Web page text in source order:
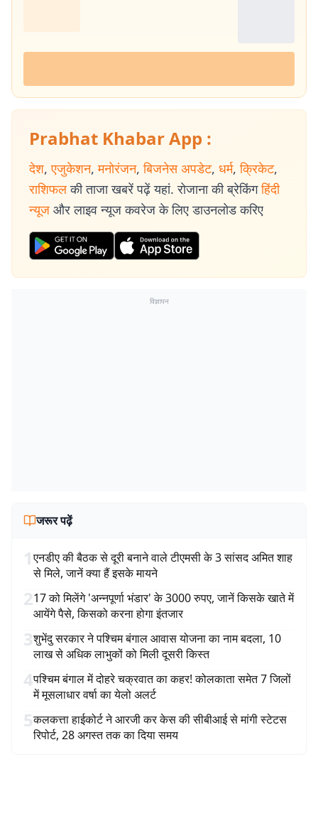
Prabhat Khabar App :
देश, एजुकेशन, मनोरंजन, बिजनेस अपडेट, धर्म, क्रिकेट,
राशिफल की ताजा खबरें पढ़ें यहां. रोजाना की ब्रेकिंग हिंदी
न्यूज और लाइव न्यूज कवरेज के लिए डाउनलोड करिए
विज्ञापन
जरूर पढ़ें
1एनडीए की बैठक से दूरी बनाने वाले टीएमसी के 3 सांसद अमित शाह
से मिले, जानें क्या हैं इसके मायने
217 को मिलेंगे 'अन्नपूर्णा भंडार' के 3000 रुपए, जानें किसके खाते में
आयेंगे पैसे, किसको करना होगा इंतजार
3शुभेंदु सरकार ने पश्चिम बंगाल आवास योजना का नाम बदला, 10
लाख से अधिक लाभुकों को मिली दूसरी किस्त
4पश्चिम बंगाल में दोहरे चक्रवात का कहर! कोलकाता समेत 7 जिलों
में मूसलाधार वर्षा का येलो अलर्ट
5कलकत्ता हाईकोर्ट ने आरजी कर केस की सीबीआई से मांगी स्टेटस
रिपोर्ट, 28 अगस्त तक का दिया समय